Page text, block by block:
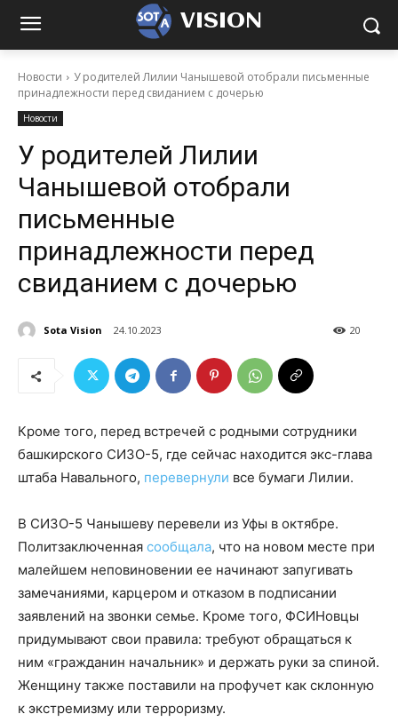
VISION
Новости
У родителей Лилии Чанышевой отобрали письменные
принадлежности перед свиданием с дочерью
Новости
У родителей Лилии
Чанышевой отобрали
письменные
принадлежности перед
свиданием с дочерью
Sota Vision 24.10.2023 20
Кроме того, перед встречей с родными сотрудники
башкирского СИЗО-5, где сейчас находится экс-глава
штаба Навального, перевернули все бумаги Лилии.
В СИЗО-5 Чанышеву перевели из Уфы в октябре.
Политзаключенная сообщала, что на новом месте при
малейшем неповиновении ее начинают запугивать
замечаниями, карцером и отказом в подписании
заявлений на звонки семье. Кроме того, ФСИНовцы
придумывают свои правила: требуют обращаться к
ним «гражданин начальник» и держать руки за спиной.
Женщину также поставили на профучет как склонную
к экстремизму или терроризму.